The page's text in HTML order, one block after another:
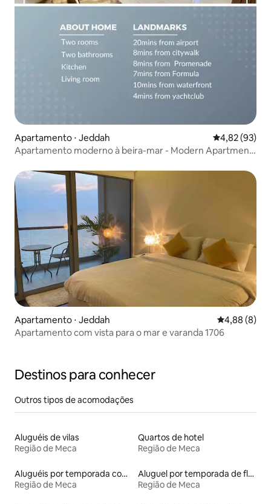
Apartamento ⋅ Jeddah 4,82 de uma
4,82 (93)
Apartamento moderno à beira-mar - Modern Apartment
Apartamento ⋅ Jeddah 4,88 de uma
4,88 (8)
Apartamento com vista para o mar e varanda 1706
Destinos para conhecer
Outros tipos de acomodações
Aluguéis de vilas
Região de Meca
Quartos de hotel
Região de Meca
Aluguéis por temporada com acesso ao lago
Região de Meca
Aluguel por temporada de flats
Região de Meca